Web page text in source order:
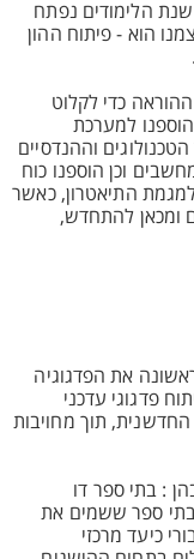
הלימודים נפתח
הוא - פיתוח ההון
כדי לקלוט
למערכת
וההנדסיים
וכן הוספנו כוח
התיאטרון, כאשר
ומכאן להתחדש,
את הפדגוגיה
פדגוגי עדכני
תוך מחויבות
: בתי ספר דו
בתי ספר ששמים את
כיעד מרכזי